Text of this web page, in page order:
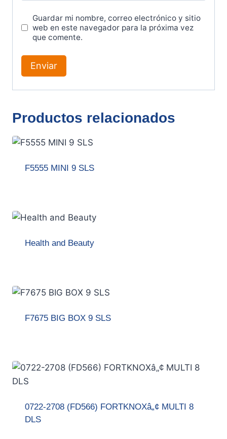
Guardar mi nombre, correo electrónico y sitio
web en este navegador para la próxima vez
que comente.
Productos relacionados
F5555 MINI 9 SLS
Health and Beauty
F7675 BIG BOX 9 SLS
0722-2708 (FD566) FORTKNOXâ„¢ MULTI 8
DLS